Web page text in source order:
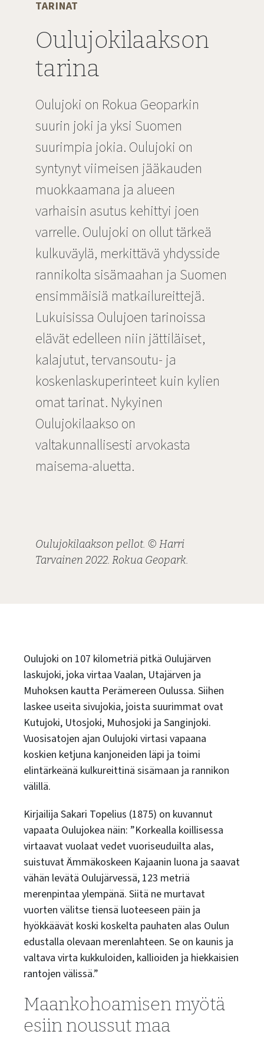
TARINAT
Oulujokilaakson
tarina
Oulujoki on Rokua Geoparkin
suurin joki ja yksi Suomen
suurimpia jokia. Oulujoki on
syntynyt viimeisen jääkauden
muokkaamana ja alueen
varhaisin asutus kehittyi joen
varrelle. Oulujoki on ollut tärkeä
kulkuväylä, merkittävä yhdysside
rannikolta sisämaahan ja Suomen
ensimmäisiä matkailureittejä.
Lukuisissa Oulujoen tarinoissa
elävät edelleen niin jättiläiset,
kalajutut, tervansoutu- ja
koskenlaskuperinteet kuin kylien
omat tarinat. Nykyinen
Oulujokilaakso on
valtakunnallisesti arvokasta
maisema-aluetta.
Oulujokilaakson pellot. © Harri
Tarvainen 2022. Rokua Geopark.
Oulujoki on 107 kilometriä pitkä Oulujärven
laskujoki, joka virtaa Vaalan, Utajärven ja
Muhoksen kautta Perämereen Oulussa. Siihen
laskee useita sivujokia, joista suurimmat ovat
Kutujoki, Utosjoki, Muhosjoki ja Sanginjoki.
Vuosisatojen ajan Oulujoki virtasi vapaana
koskien ketjuna kanjoneiden läpi ja toimi
elintärkeänä kulkureittinä sisämaan ja rannikon
välillä.
Kirjailija Sakari Topelius (1875) on kuvannut
vapaata Oulujokea näin: ”Korkealla koillisessa
virtaavat vuolaat vedet vuoriseuduilta alas,
suistuvat Ämmäkoskeen Kajaanin luona ja saavat
vähän levätä Oulujärvessä, 123 metriä
merenpintaa ylempänä. Siitä ne murtavat
vuorten välitse tiensä luoteeseen päin ja
hyökkäävät koski koskelta pauhaten alas Oulun
edustalla olevaan merenlahteen. Se on kaunis ja
valtava virta kukkuloiden, kallioiden ja hiekkaisien
rantojen välissä.”
Maankohoamisen myötä
esiin noussut maa